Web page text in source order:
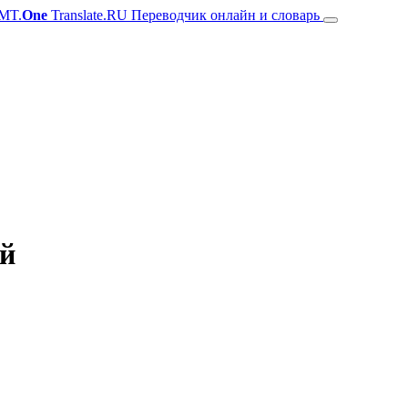
One Translate.RU Переводчик онлайн и словарь